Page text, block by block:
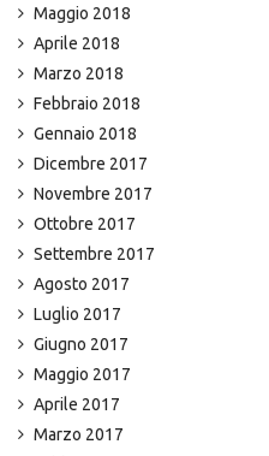
Maggio 2018
Aprile 2018
Marzo 2018
Febbraio 2018
Gennaio 2018
Dicembre 2017
Novembre 2017
Ottobre 2017
Settembre 2017
Agosto 2017
Luglio 2017
Giugno 2017
Maggio 2017
Aprile 2017
Marzo 2017